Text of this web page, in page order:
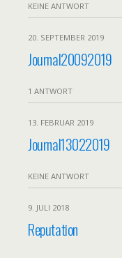
KEINE ANTWORT
20. SEPTEMBER 2019
Journal20092019
1 ANTWORT
13. FEBRUAR 2019
Journal13022019
KEINE ANTWORT
9. JULI 2018
Reputation